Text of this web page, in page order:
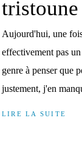
Aujourd'hui, une
effectivement pas
genre à penser que
justement, j'en
LIRE LA SUITE